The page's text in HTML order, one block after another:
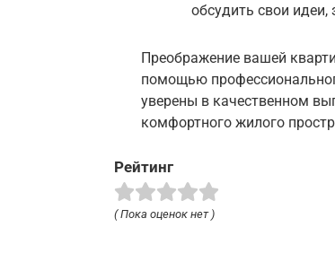
обсудить свои
Преображение вашей
помощью
уверены в качественном
комфортного жилого
Рейтинг
( Пока оценок нет )